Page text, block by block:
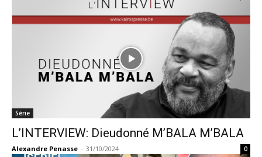
Série
L’INTERVIEW: Dieudonné M’BALA M’BALA
Alexandre Penasse - 31/10/2024 0